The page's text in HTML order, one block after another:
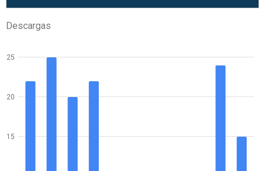
Descargas
15
20
25